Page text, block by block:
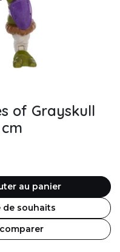
of Grayskull
au panier
de souhaits